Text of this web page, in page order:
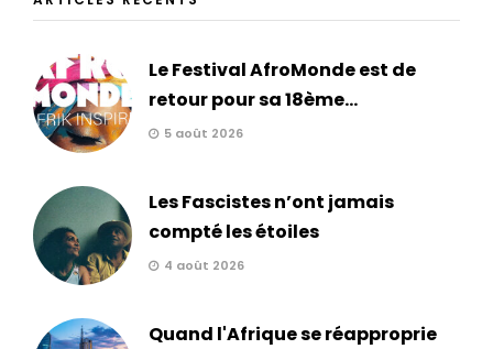
Le Festival AfroMonde est de
retour pour sa 18ème...
5 août 2026
Les Fascistes n’ont jamais
compté les étoiles
4 août 2026
Quand l'Afrique se réapproprie